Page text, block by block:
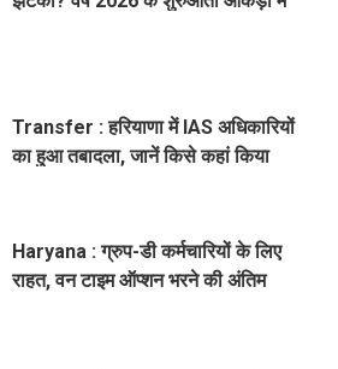
Transfer : हरियाणा में IAS अधिकारियों
का हुआ तबादला, जानें किसे कहां किया
Haryana : ग्रुप-डी कर्मचारियों के लिए
राहत, वन टाइम ऑप्शन भरने की अंतिम